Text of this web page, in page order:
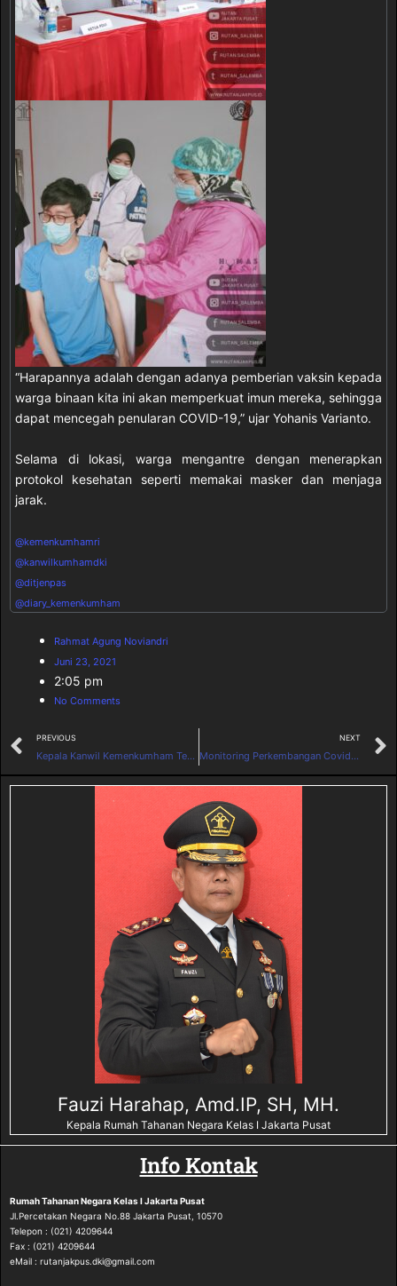
“Harapannya adalah dengan adanya pemberian vaksin kepada
warga binaan kita ini akan memperkuat imun mereka, sehingga
dapat mencegah penularan COVID-19,” ujar Yohanis Varianto.
Selama di lokasi, warga mengantre dengan menerapkan
protokol kesehatan seperti memakai masker dan menjaga
jarak.
@kemenkumhamri
@kanwilkumhamdki
@ditjenpas
@diary_kemenkumham
Rahmat Agung Noviandri
Juni 23, 2021
2:05 pm
No Comments
PREVIOUS
Kepala Kanwil Kemenkumham Teruskan Arahan Sekjen Lewat Apel Pagi Virtual
NEXT
Monitoring Perkembangan Covid-19 di Lingkungan Kantor Wilayah Kementerian Hukum dan HAM DKI Jakarta
Fauzi Harahap, Amd.IP, SH, MH.
Kepala Rumah Tahanan Negara Kelas I Jakarta Pusat
Info Kontak
Rumah Tahanan NegaraKelas I Jakarta Pusat
Jl.Percetakan Negara No.88 Jakarta Pusat, 10570
Telepon : (021) 4209644
Fax : (021) 4209644
eMail : rutanjakpus.dki@gmail.com